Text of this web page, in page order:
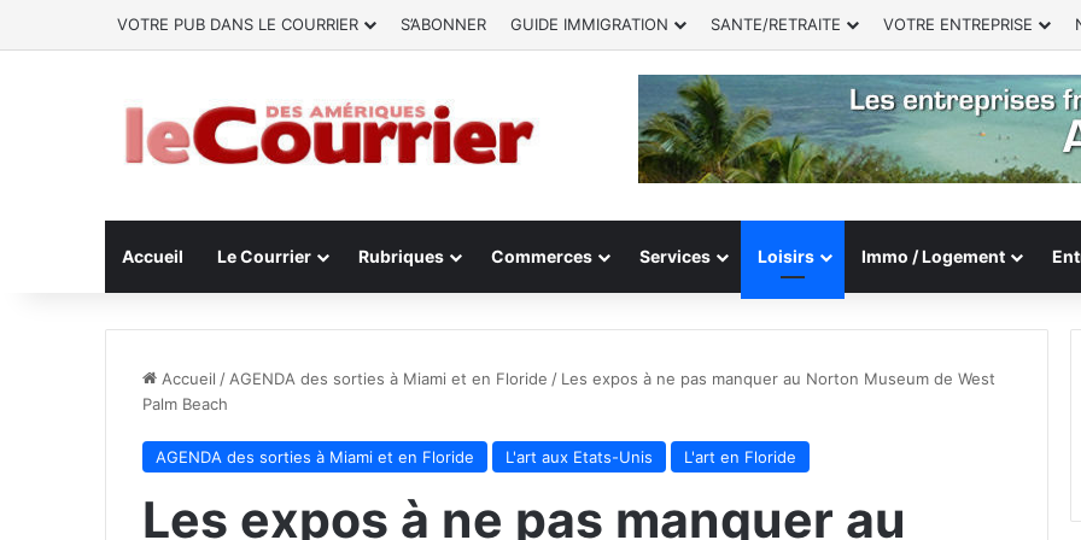
VOTRE PUB DANS LE COURRIER S’ABONNER GUIDE IMMIGRATION SANTE/RETRAITE VOTRE ENTREPRISE
Accueil Le Courrier Rubriques Commerces Services Loisirs Immo / Logement
Accueil / AGENDA des sorties à Miami et en Floride / Les expos à ne pas manquer au Norton Museum de West
Palm Beach
AGENDA des sorties à Miami et en Floride L'art aux Etats-Unis L'art en Floride
Les expos à ne pas manquer au